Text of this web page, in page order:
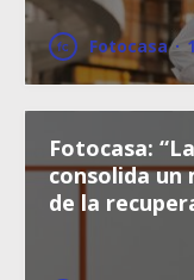
Fotocasa ·
Fotocasa:
consolida un
de la